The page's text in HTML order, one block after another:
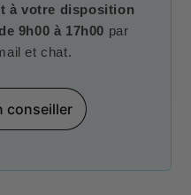
à votre disposition
9h00 à 17h00 par
et chat.
conseiller